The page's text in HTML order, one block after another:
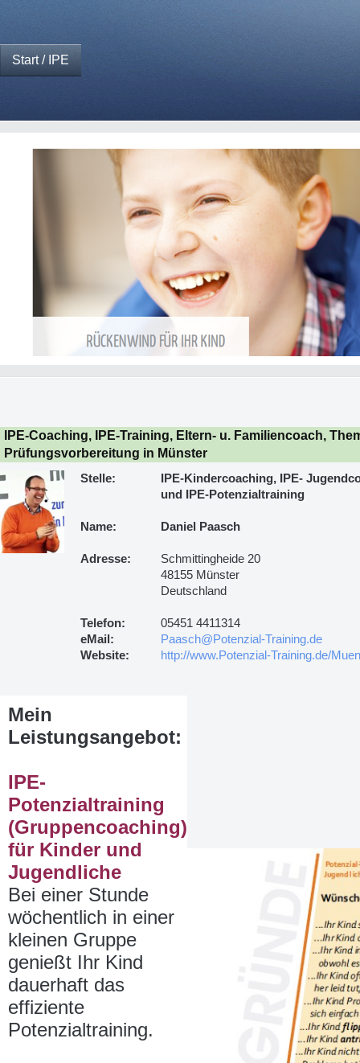
Start / IPE
IPE-Coaching, IPE-Training, Eltern- u. Familiencoach,
Prüfungsvorbereitung in Münster
Stelle:
IPE-Kindercoaching, IPE-
und IPE-Potenzialtraining
Name:
Adresse:
Telefon:
eMail:
Website:
Daniel Paasch
Schmittingheide 20
48155 Münster
Deutschland
05451 4411314
Paasch@Potenzial-Training.de
http://www.Potenzial-Training.de/
Mein
Leistungsangebot:
IPE-
Potenzialtraining
(Gruppencoaching)
für Kinder und
Jugendliche
Bei einer Stunde
wöchentlich in einer
kleinen Gruppe
genießt Ihr Kind
dauerhaft das
effiziente
Potenzialtraining.